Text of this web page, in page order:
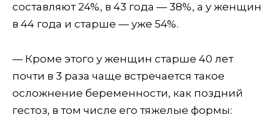
составляют 24%, в 43 года — 38%, а у женщин
в 44 года и старше — уже 54%.
— Кроме этого у женщин старше 40 лет
почти в 3 раза чаще встречается такое
осложнение беременности, как поздний
гестоз, в том числе его тяжелые формы: